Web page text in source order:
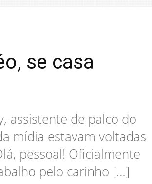
se casa
assistente de palco do
mídia estavam voltadas
pessoal! Oficialmente
pelo carinho […]